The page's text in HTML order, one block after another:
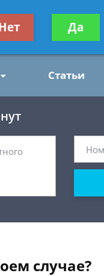
Получите
Статьи
случае?
Да